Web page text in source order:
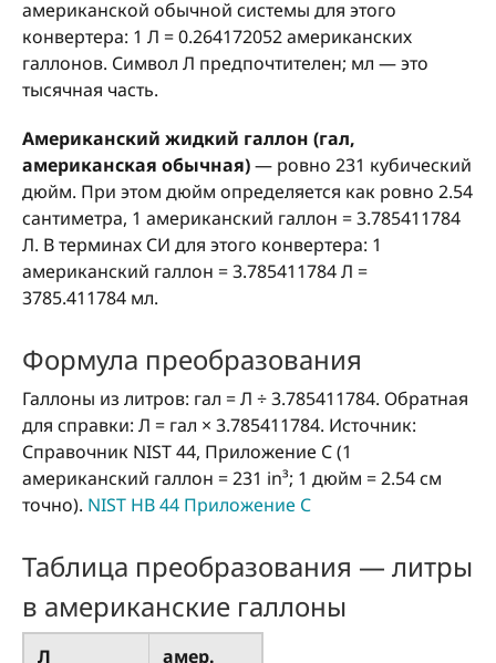
американской обычной системы для этого
конвертера: 1 Л = 0.264172052 американских
галлонов. Символ Л предпочтителен; мл — это
тысячная часть.
Американский жидкий галлон (гал,
американская обычная)— ровно 231 кубический
дюйм. При этом дюйм определяется как ровно 2.54
сантиметра, 1 американский галлон = 3.785411784
Л. В терминах СИ для этого конвертера: 1
американский галлон = 3.785411784 Л =
3785.411784 мл.
Формула преобразования
Галлоны из литров: гал = Л ÷ 3.785411784. Обратная
для справки: Л = гал × 3.785411784. Источник:
Справочник NIST 44, Приложение C (1
американский галлон = 231 in³; 1 дюйм = 2.54 см
точно). NIST HB 44 Приложение C
Таблица преобразования — литры
в американские галлоны
Л амер.